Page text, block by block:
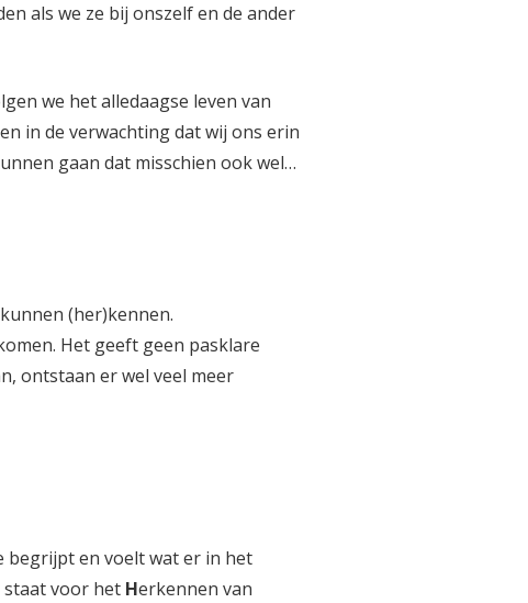
als we ze bij onszelf en de ander
we het alledaagse leven van
in de verwachting dat wij ons erin
gaan dat misschien ook wel…
(her)kennen.
Het geeft geen pasklare
ontstaan er wel veel meer
begrijpt en voelt wat er in het
staat voor het Herkennen van